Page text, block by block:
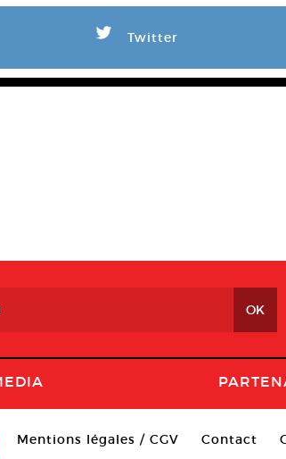
L Twitter
Mentions légales / CGV Contact